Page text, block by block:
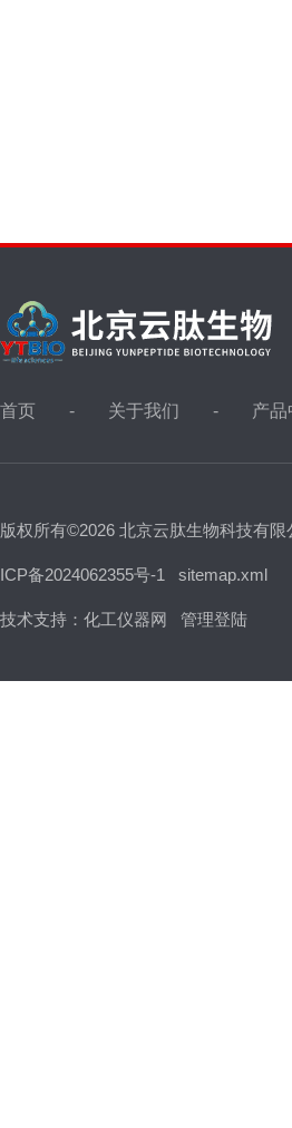
首页 关于我们 产品
版权所有©2026 北京云肽生物科技有
ICP备2024062355号-1 sitemap.xml
技术支持： 化工仪器网 管理登陆